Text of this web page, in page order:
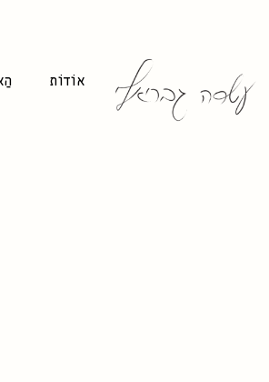
אוֹדוֹת